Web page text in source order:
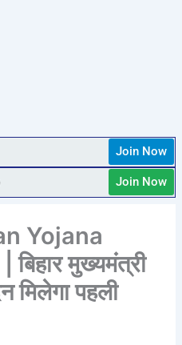
Join Now
Join Now
Yojana
मुख्यमंत्री
मिलेगा पहली